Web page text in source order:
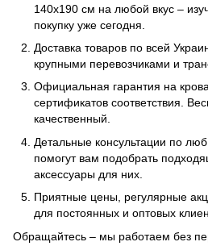
140x190 см на любой вкус –
покупку уже сегодня.
Доставка товаров по всей
крупными перевозчиками и
Официальная гарантия на
сертификатов соответствия.
качественный.
Детальные консультации по
помогут вам подобрать
аксессуары для них.
Приятные цены, регулярные
для постоянных и оптовых
Обращайтесь – мы работаем без